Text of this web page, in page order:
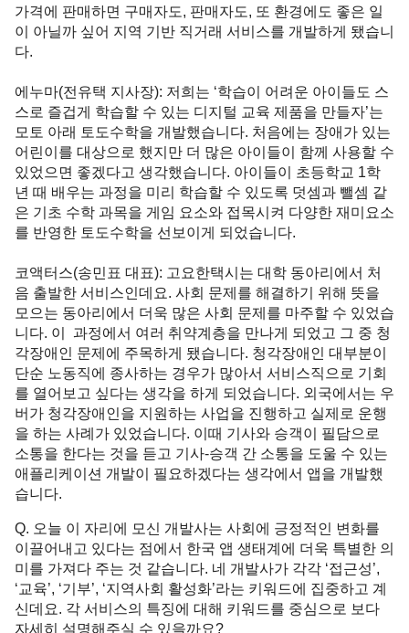
가격에 판매하면 구매자도, 판매자도, 또 환경에도 좋은 일
이 아닐까 싶어 지역 기반 직거래 서비스를 개발하게 됐습니
다.
에누마(전유택 지사장): 저희는 ‘학습이 어려운 아이들도 스
스로 즐겁게 학습할 수 있는 디지털 교육 제품을 만들자’는
모토 아래 토도수학을 개발했습니다. 처음에는 장애가 있는
어린이를 대상으로 했지만 더 많은 아이들이 함께 사용할 수
있었으면 좋겠다고 생각했습니다. 아이들이 초등학교 1학
년 때 배우는 과정을 미리 학습할 수 있도록 덧셈과 뺄셈 같
은 기초 수학 과목을 게임 요소와 접목시켜 다양한 재미요소
를 반영한 토도수학을 선보이게 되었습니다.
코액터스(송민표 대표): 고요한택시는 대학 동아리에서 처
음 출발한 서비스인데요. 사회 문제를 해결하기 위해 뜻을
모으는 동아리에서 더욱 많은 사회 문제를 마주할 수 있었습
니다. 이  과정에서 여러 취약계층을 만나게 되었고 그 중 청
각장애인 문제에 주목하게 됐습니다. 청각장애인 대부분이
단순 노동직에 종사하는 경우가 많아서 서비스직으로 기회
를 열어보고 싶다는 생각을 하게 되었습니다. 외국에서는 우
버가 청각장애인을 지원하는 사업을 진행하고 실제로 운행
을 하는 사례가 있었습니다. 이때 기사와 승객이 필담으로
소통을 한다는 것을 듣고 기사-승객 간 소통을 도울 수 있는
애플리케이션 개발이 필요하겠다는 생각에서 앱을 개발했
습니다.
Q. 오늘 이 자리에 모신 개발사는 사회에 긍정적인 변화를
이끌어내고 있다는 점에서 한국 앱 생태계에 더욱 특별한 의
미를 가져다 주는 것 같습니다. 네 개발사가 각각 ‘접근성’,
‘교육’, ‘기부’, ‘지역사회 활성화’라는 키워드에 집중하고 계
신데요. 각 서비스의 특징에 대해 키워드를 중심으로 보다
자세히 설명해주실 수 있을까요?